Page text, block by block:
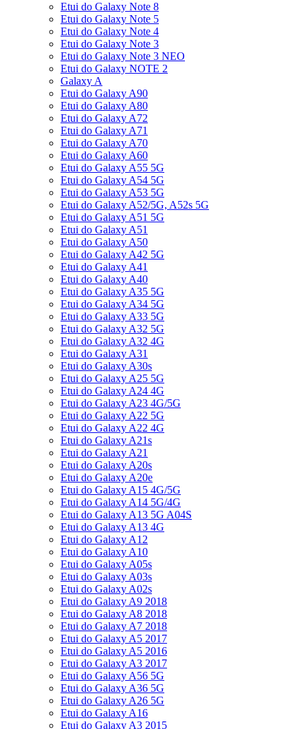
Etui do Galaxy Note 8
Etui do Galaxy Note 5
Etui do Galaxy Note 4
Etui do Galaxy Note 3
Etui do Galaxy Note 3 NEO
Etui do Galaxy NOTE 2
Galaxy A
Etui do Galaxy A90
Etui do Galaxy A80
Etui do Galaxy A72
Etui do Galaxy A71
Etui do Galaxy A70
Etui do Galaxy A60
Etui do Galaxy A55 5G
Etui do Galaxy A54 5G
Etui do Galaxy A53 5G
Etui do Galaxy A52/5G, A52s 5G
Etui do Galaxy A51 5G
Etui do Galaxy A51
Etui do Galaxy A50
Etui do Galaxy A42 5G
Etui do Galaxy A41
Etui do Galaxy A40
Etui do Galaxy A35 5G
Etui do Galaxy A34 5G
Etui do Galaxy A33 5G
Etui do Galaxy A32 5G
Etui do Galaxy A32 4G
Etui do Galaxy A31
Etui do Galaxy A30s
Etui do Galaxy A25 5G
Etui do Galaxy A24 4G
Etui do Galaxy A23 4G/5G
Etui do Galaxy A22 5G
Etui do Galaxy A22 4G
Etui do Galaxy A21s
Etui do Galaxy A21
Etui do Galaxy A20s
Etui do Galaxy A20e
Etui do Galaxy A15 4G/5G
Etui do Galaxy A14 5G/4G
Etui do Galaxy A13 5G A04S
Etui do Galaxy A13 4G
Etui do Galaxy A12
Etui do Galaxy A10
Etui do Galaxy A05s
Etui do Galaxy A03s
Etui do Galaxy A02s
Etui do Galaxy A9 2018
Etui do Galaxy A8 2018
Etui do Galaxy A7 2018
Etui do Galaxy A5 2017
Etui do Galaxy A5 2016
Etui do Galaxy A3 2017
Etui do Galaxy A56 5G
Etui do Galaxy A36 5G
Etui do Galaxy A26 5G
Etui do Galaxy A16
Etui do Galaxy A3 2015